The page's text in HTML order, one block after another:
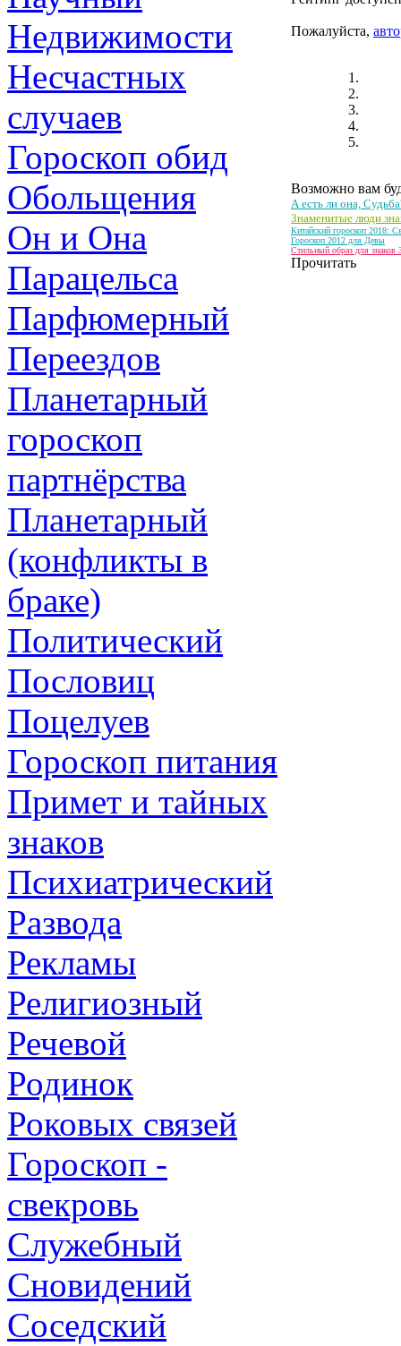
Недвижимости
Несчастных
случаев
Гороскоп обид
Обольщения
Он и Она
Парацельса
Парфюмерный
Переездов
Планетарный
гороскоп
партнёрства
Планетарный
(конфликты в
браке)
Политический
Пословиц
Поцелуев
Гороскоп питания
Примет и тайных
знаков
Психиатрический
Развода
Рекламы
Религиозный
Речевой
Родинок
Роковых связей
Гороскоп -
свекровь
Служебный
Сновидений
Соседский
Пожалуйста,
Возможно вам
А есть ли она,
Знаменитые люди
Китайский гороскоп 2018:
Гороскоп 2012 для Девы
Стильный образ для знаков
Прочитать